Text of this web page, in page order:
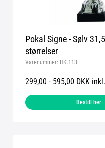
Pokal Signe - Sølv
størrelser
Varenummer: HK.113
299,00 - 595,00 DKK
Bestill her